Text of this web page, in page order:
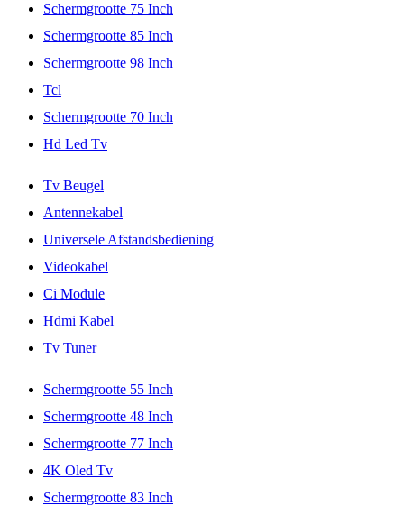
Schermgrootte 75 Inch
Schermgrootte 85 Inch
Schermgrootte 98 Inch
Tcl
Schermgrootte 70 Inch
Hd Led Tv
Tv Beugel
Antennekabel
Universele Afstandsbediening
Videokabel
Ci Module
Hdmi Kabel
Tv Tuner
Schermgrootte 55 Inch
Schermgrootte 48 Inch
Schermgrootte 77 Inch
4K Oled Tv
Schermgrootte 83 Inch